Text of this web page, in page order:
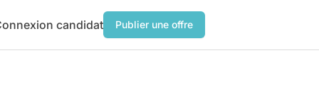
candidat Publier une offre